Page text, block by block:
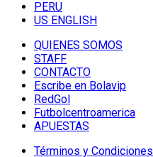
PERU
US ENGLISH
QUIENES SOMOS
STAFF
CONTACTO
Escribe en Bolavip
RedGol
Futbolcentroamerica
APUESTAS
Términos y Condiciones